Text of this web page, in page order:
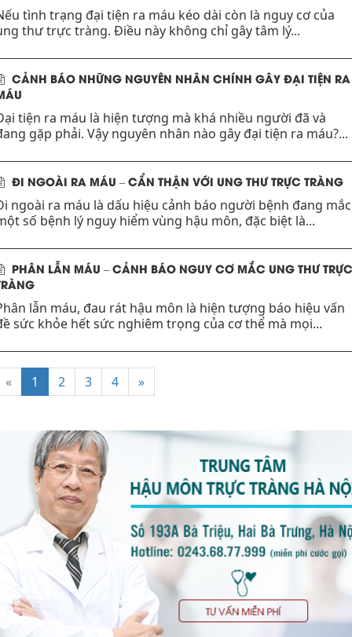
tình trạng đại tiện ra máu kéo dài còn là nguy cơ của
thư trực tràng. Điều này không chỉ gây tâm lý...
CẢNH BÁO NHỮNG NGUYÊN NHÂN CHÍNH GÂY ĐẠI TIỆN RA
tiện ra máu là hiện tượng mà khá nhiều người đã và
gặp phải. Vậy nguyên nhân nào gây đại tiện ra máu?...
ĐI NGOÀI RA MÁU – CẨN THẬN VỚI UNG THƯ TRỰC TRÀNG
ngoài ra máu là dấu hiệu cảnh báo người bệnh đang mắc
số bệnh lý nguy hiểm vùng hậu môn, đặc biệt là...
PHÂN LẪN MÁU – CẢNH BÁO NGUY CƠ MẮC UNG THƯ TRỰC
lẫn máu, đau rát hậu môn là hiện tượng báo hiệu vấn
sức khỏe hết sức nghiêm trọng của cơ thể mà mọi...
« 1 2 3 4 »